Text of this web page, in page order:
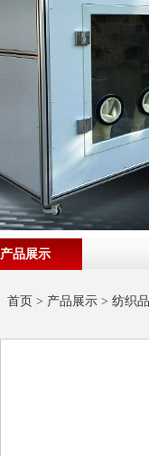
产品展示
首页 > 产品展示> 纺织